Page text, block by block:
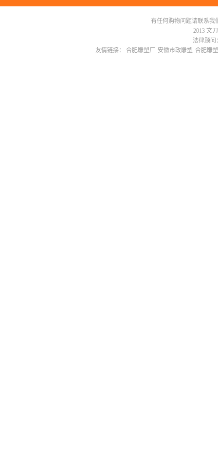
不锈钢雕塑...
有任何购物问题请联系我
2013 文
法律顾问
友情链接： 合肥雕塑厂 安徽市政雕塑 合肥雕